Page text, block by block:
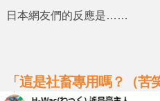
日本網友們的反應是……
「這是社畜專用嗎？（苦